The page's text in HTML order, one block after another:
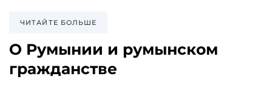
ЧИТАЙТЕ БОЛЬШЕ
О Румынии и румынском
гражданстве